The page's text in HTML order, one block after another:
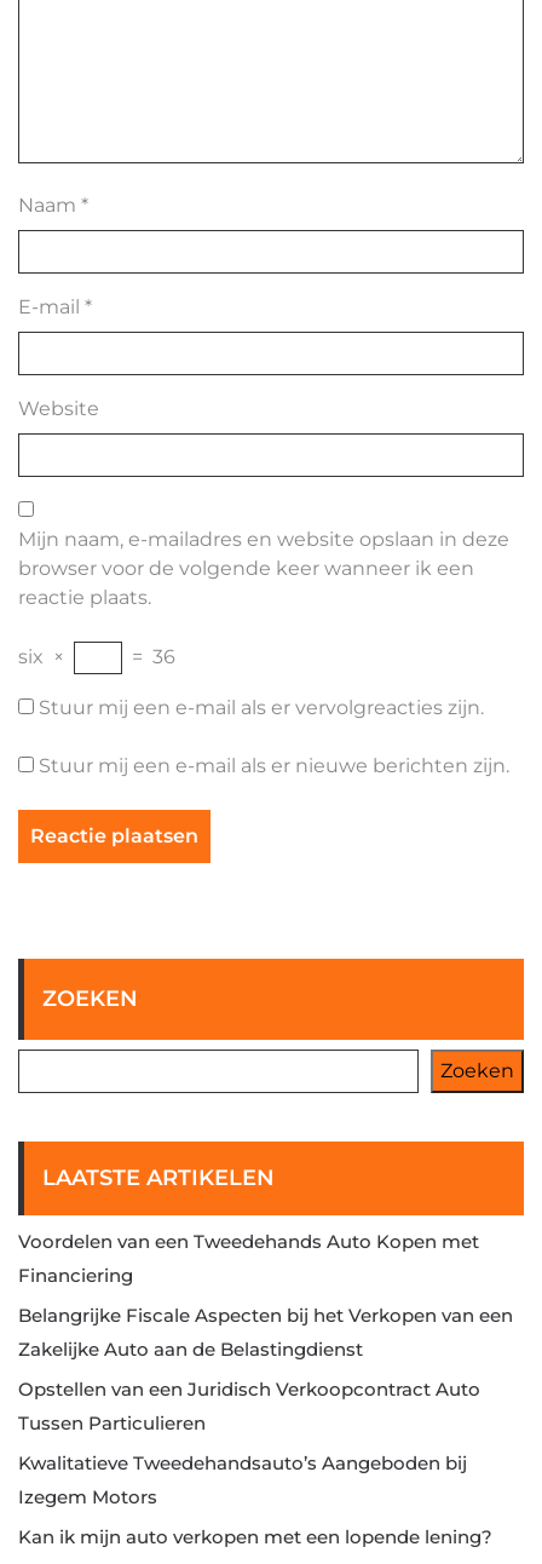
Naam *
E-mail *
Website
Mijn naam, e-mailadres en website opslaan in deze
browser voor de volgende keer wanneer ik een
reactie plaats.
six × = 36
Stuur mij een e-mail als er vervolgreacties zijn.
Stuur mij een e-mail als er nieuwe berichten zijn.
ZOEKEN
Zoeken
LAATSTE ARTIKELEN
Voordelen van een Tweedehands Auto Kopen met
Financiering
Belangrijke Fiscale Aspecten bij het Verkopen van een
Zakelijke Auto aan de Belastingdienst
Opstellen van een Juridisch Verkoopcontract Auto
Tussen Particulieren
Kwalitatieve Tweedehandsauto’s Aangeboden bij
Izegem Motors
Kan ik mijn auto verkopen met een lopende lening?